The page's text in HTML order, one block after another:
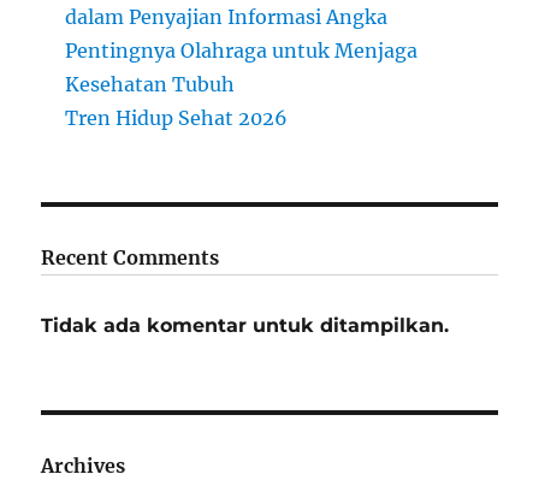
dalam Penyajian Informasi Angka
Pentingnya Olahraga untuk Menjaga
Kesehatan Tubuh
Tren Hidup Sehat 2026
Recent Comments
Tidak ada komentar untuk ditampilkan.
Archives